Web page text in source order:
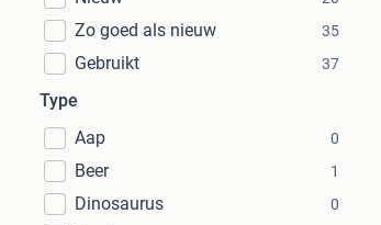
Zo goed als nieuw 35
Gebruikt 37
Type
Aap
0
Beer 1
Dinosaurus 0